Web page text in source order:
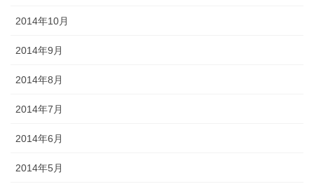
2014年10月
2014年9月
2014年8月
2014年7月
2014年6月
2014年5月